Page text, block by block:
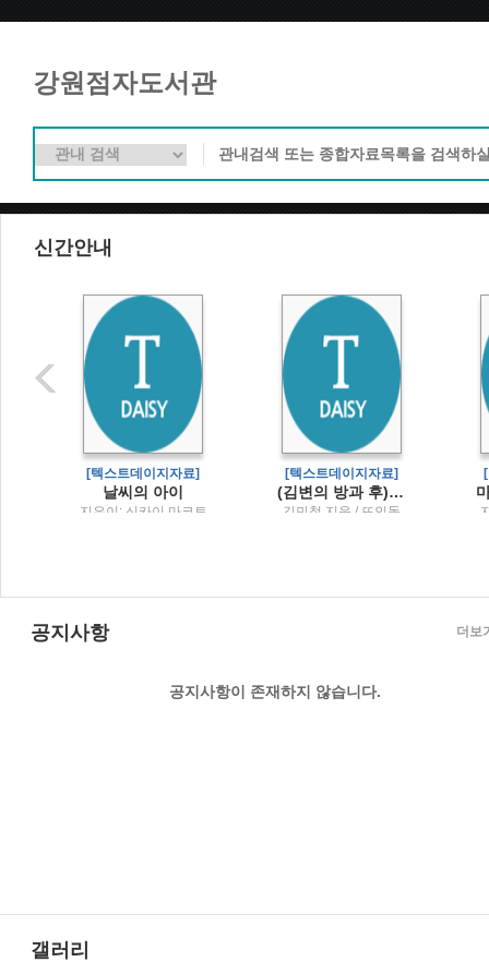
강원점자도서관
신간안내
[텍스트데이지자료]
날씨의 아이
지은이: 신카이 마코토
[텍스트데이지자료]
(김변의 방과 후) 법률사무소 그런 법이 어딨냐고 묻고 싶을 때
김민철 지음 / 뜨인돌
공지사항
공지사항이 존재하지 않습니다.
더보
갤러리